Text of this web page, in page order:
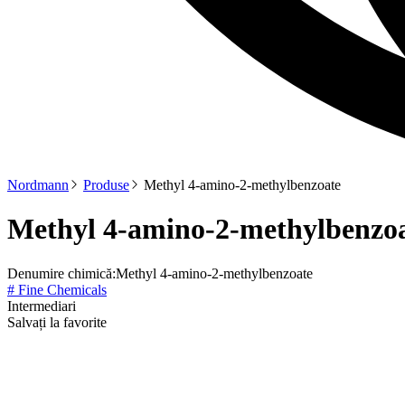
Nordmann Produse Methyl 4-amino-2-methylbenzoate
Methyl 4-amino-2-
Denumire chimică:Methyl 4-amino-2-methylbenzoate
# Fine Chemicals
Intermediari
Salvați la favorite